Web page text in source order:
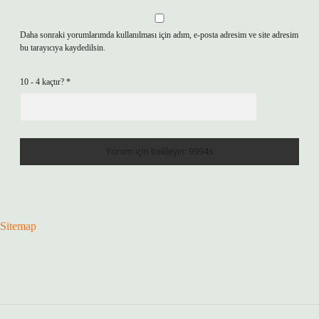
Daha sonraki yorumlarımda kullanılması için adım, e-posta adresim ve site adresim
bu tarayıcıya kaydedilsin.
10 - 4 kaçtır? *
Sitemap